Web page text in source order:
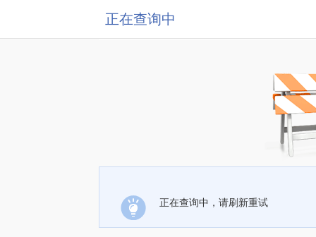
正在查询中
正在查询中，请刷新重试